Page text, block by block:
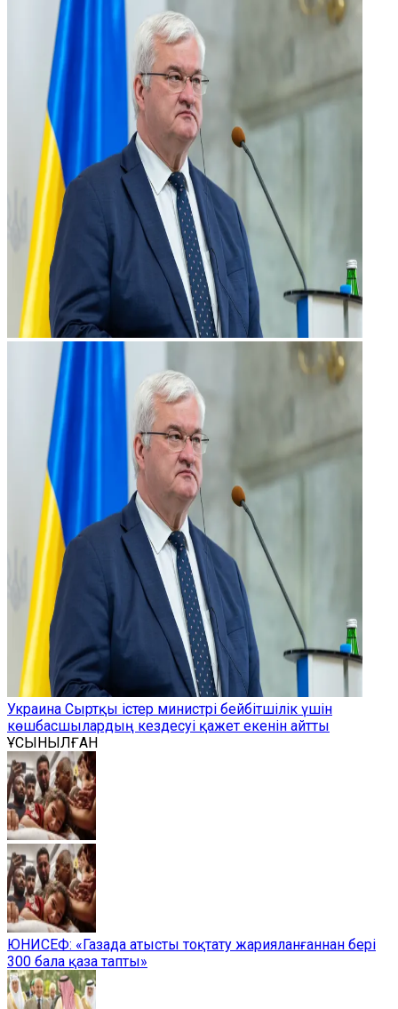
Украина Сыртқы істер министрі бейбітшілік үшін
көшбасшылардың кездесуі қажет екенін айтты
ҰСЫНЫЛҒАН
ЮНИСЕФ: «Газада атысты тоқтату жарияланғаннан бері
300 бала қаза тапты»